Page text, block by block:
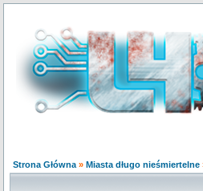
Strona Główna » Miasta długo nieśmiertelne